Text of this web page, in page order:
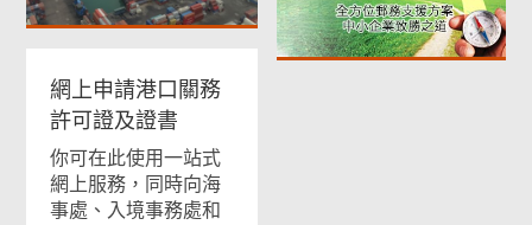
網上申請港口關務
許可證及證書
你可在此使用一站式
網上服務，同時向海
事處、入境事務處和